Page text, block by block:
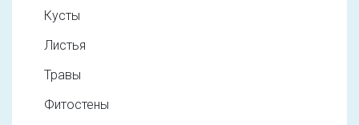
Кусты
Листья
Травы
Фитостены